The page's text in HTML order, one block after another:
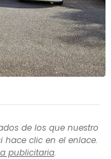
de los que nuestro
hace clic en el enlace.
publicitaria.